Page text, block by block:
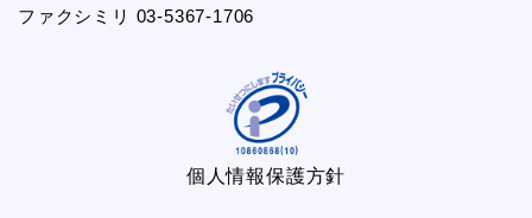
ファクシミリ 03-5367-1706
個人情報保護方針